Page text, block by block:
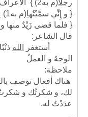
رجلاً(م به2)
} الأعراف/
{ و إِنِّي سمَّيْتُها(م به1)
{ فلما قضى زَيْدٌ منها
قال الشاعر:
أستغفر
الله
الوجهُ و العملُ
ملاحظة:
هناك أفعال توصف
لك، و شكرتُك و شكرتُ
عدَدْتُ له.